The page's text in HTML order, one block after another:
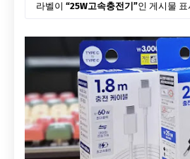
라벨이 25W고속충전기 인 게시물 표